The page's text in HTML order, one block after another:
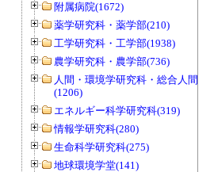
附属病院(1672)
薬学研究科・薬学部(210)
工学研究科・工学部(1938)
農学研究科・農学部(736)
人間・環境学研究科・総合人間学部
(1206)
エネルギー科学研究科(319)
情報学研究科(280)
生命科学研究科(275)
地球環境学堂(141)